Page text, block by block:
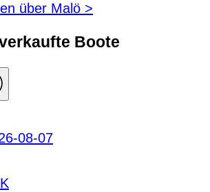
über Malö >
Boote
08-07